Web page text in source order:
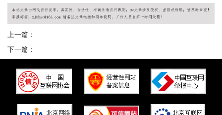
上一篇：
下一篇：